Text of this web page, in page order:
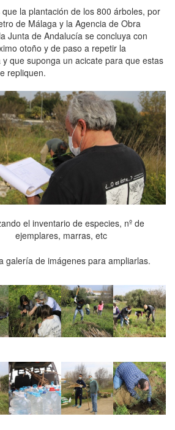
que la plantación de los 800 árboles, por
de Málaga y la Agencia de Obra
Junta de Andalucía se concluya con
otoño y de paso a repetir la
y que suponga un acicate para que estas
repliquen.
el inventario de especies, nº de
ejemplares, marras, etc
galería de imágenes para ampliarlas.